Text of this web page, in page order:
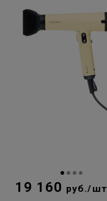
19 160 руб./шт